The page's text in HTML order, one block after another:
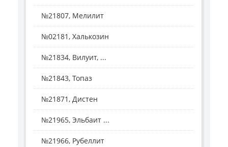
№21807, Мелилит
№02181, Халькозин
№21834, Вилуит, ...
№21843, Топаз
№21871, Дистен
№21965, Эльбаит ...
№21966, Рубеллит